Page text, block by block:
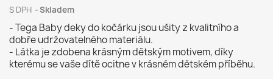
S DPH Skladem
- Tega Baby deky do kočárku jsou ušity z kvalitního a
dobře udržovatelného materiálu.
- Látka je zdobena krásným dětským motivem, díky
kterému se vaše dítě ocitne v krásném dětském příběhu.